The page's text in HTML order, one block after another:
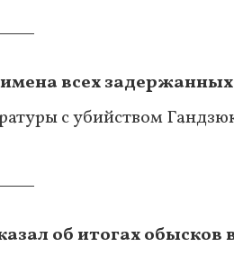
всех
с убийством
об итогах обысков